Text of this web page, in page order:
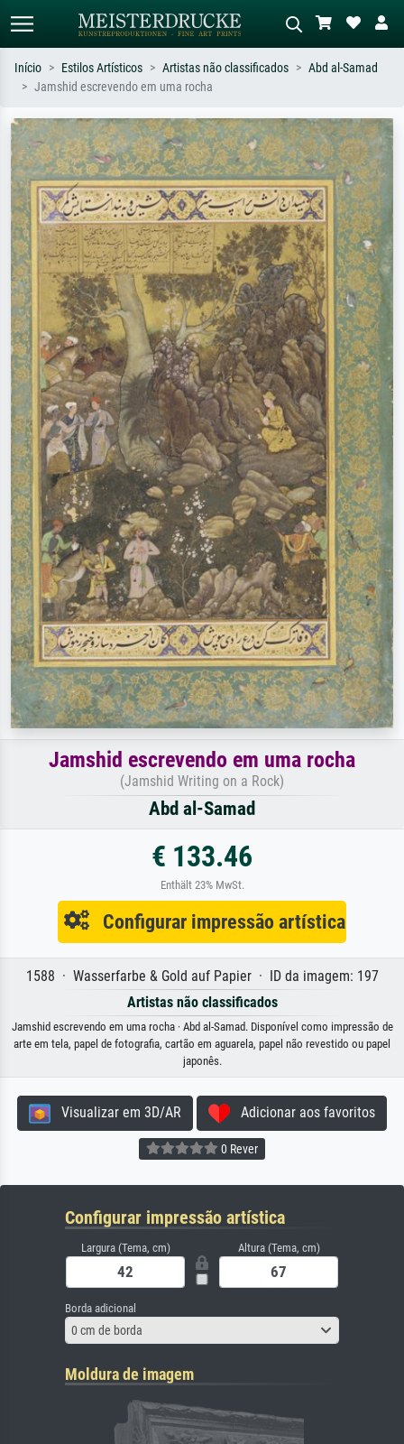
Pesquise por artista, título ou estilo –
ex: Monet, Noite Estrelada,
impressionismo, onda de Hokusai, nu.
Descreva a cena – ex: prado verde,
abstrato com muito vermelho, pintura
a óleo escura, nu em pé ao lado de
uma árvore.
Início Estilos Artísticos Artistas não classificados
Abd al-Samad
Jamshid escrevendo em uma rocha
Jamshid escrevendo em uma rocha
(Jamshid Writing on a Rock)
Abd al-Samad
€ 133.46
Enthält 23% MwSt.
Configurar impressão artística
1588 · Wasserfarbe & Gold auf Papier · ID da imagem: 197
Artistas não classificados
Jamshid escrevendo em uma rocha · Abd al-Samad. Disponível como impressão de
arte em tela, papel de fotografia, cartão em aguarela, papel não revestido ou papel
japonês.
Visualizar em 3D/AR Adicionar aos favoritos
0 Rever
Configurar impressão artística
Largura (Tema, cm) Altura (Tema, cm)
Borda adicional
0 cm de borda
Moldura de imagem